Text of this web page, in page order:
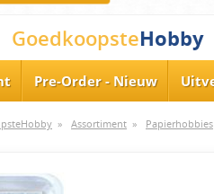
GoedkoopsteHobby
Pre-Order - Nieuw
» Assortiment » Papierhobbies